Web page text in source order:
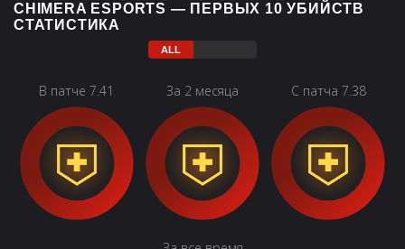
CHIMERA ESPORTS — ПЕРВЫХ 10 УБИЙСТВ
СТАТИСТИКА
В патче 7.41 За 2 месяца С патча 7.38